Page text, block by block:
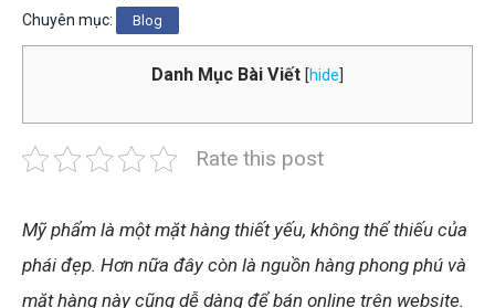
Chuyên mục: Blog
Danh Mục Bài Viết [hide
Rate this post
Mỹ phẩm là một mặt hàng thiết yếu, không thể thiếu của
phái đẹp. Hơn nữa đây còn là nguồn hàng phong phú và
mặt hàng này cũng dễ dàng để bán online trên website.